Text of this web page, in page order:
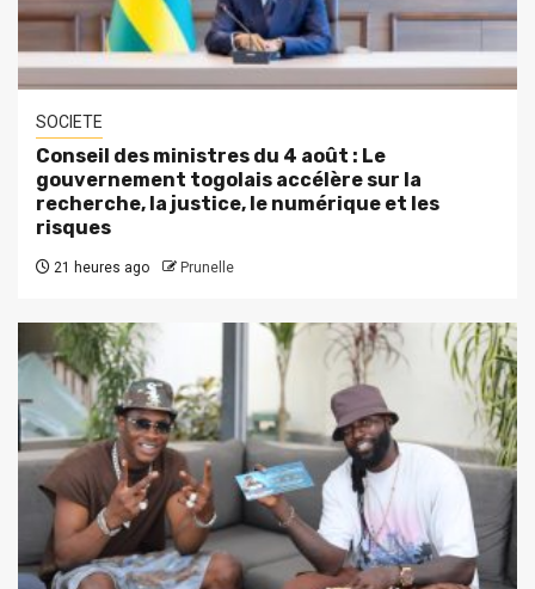
SOCIETE
Conseil des ministres du 4 août : Le
gouvernement togolais accélère sur la
recherche, la justice, le numérique et les
risques
21 heures ago Prunelle